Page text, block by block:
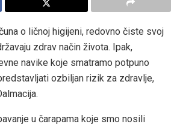
o ličnoj higijeni, redovno čiste svoj
zdrav način života. Ipak,
navike koje smatramo potpuno
ozbiljan rizik za zdravlje,
u čarapama koje smo nosili